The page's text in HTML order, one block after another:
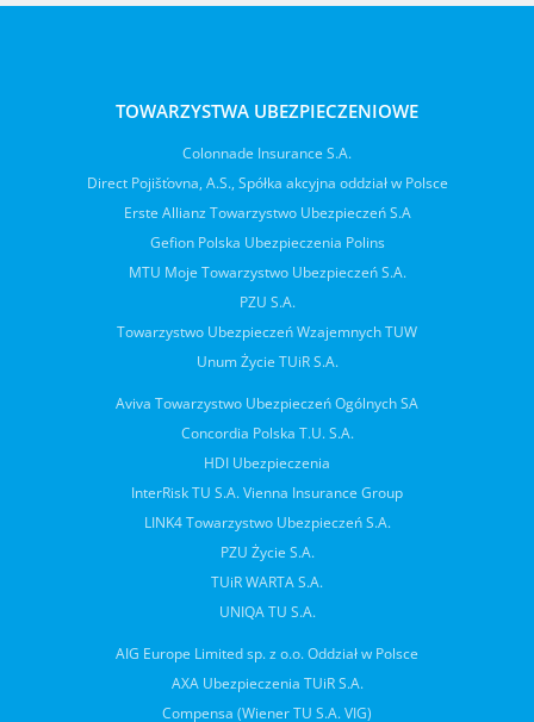
TOWARZYSTWA UBEZPIECZENIOWE
Colonnade Insurance S.A.
Direct Pojišťovna, A.S., Spółka akcyjna oddział w Polsce
Erste Allianz Towarzystwo Ubezpieczeń S.A
Gefion Polska Ubezpieczenia Polins
MTU Moje Towarzystwo Ubezpieczeń S.A.
PZU S.A.
Towarzystwo Ubezpieczeń Wzajemnych TUW
Unum Życie TUiR S.A.
Aviva Towarzystwo Ubezpieczeń Ogólnych SA
Concordia Polska T.U. S.A.
HDI Ubezpieczenia
InterRisk TU S.A. Vienna Insurance Group
LINK4 Towarzystwo Ubezpieczeń S.A.
PZU Życie S.A.
TUiR WARTA S.A.
UNIQA TU S.A.
AIG Europe Limited sp. z o.o. Oddział w Polsce
AXA Ubezpieczenia TUiR S.A.
Compensa (Wiener TU S.A. VIG)